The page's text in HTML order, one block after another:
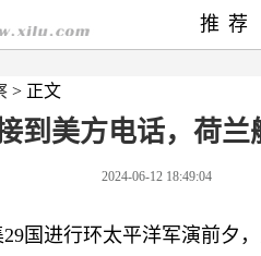
> 正文
到美方电话，荷
2024-06-12 18:49:04
国进行环太平洋军演前夕
推荐